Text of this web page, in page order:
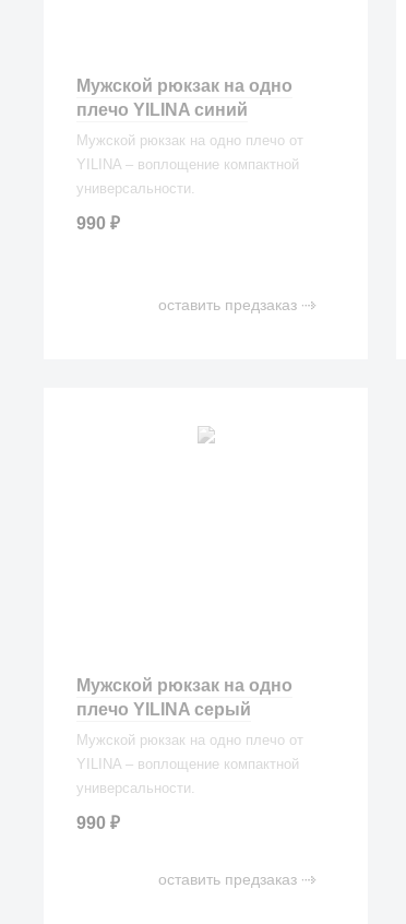
Мужской рюкзак на одно
плечо YILINA синий
Мужской рюкзак на одно плечо от
YILINA – воплощение компактной
универсальности.
990₽
оставить предзаказ
Мужской рюкзак на одно
плечо YILINA серый
Мужской рюкзак на одно плечо от
YILINA – воплощение компактной
универсальности.
990₽
оставить предзаказ